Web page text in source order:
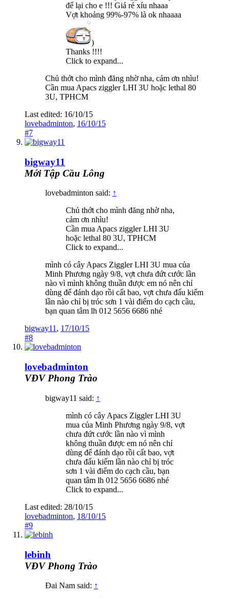
để lại cho e !!! Giá rẻ xíu nhaaa
Vợt khoảng 99%-97% là ok nhaaaa
)
Thanks !!!!
Click to expand...
Chủ thớt cho mình đăng nhờ nha, cảm ơn nhìu!
Cần mua Apacs ziggler LHI 3U hoặc lethal 80
3U, TPHCM
Last edited: 16/10/15
lovebadminton, 16/10/15
#7
bigway11
Mới Tập Cầu Lông
lovebadminton said: ↑
Chủ thớt cho mình đăng nhờ nha,
cảm ơn nhìu!
Cần mua Apacs ziggler LHI 3U
hoặc lethal 80 3U, TPHCM
Click to expand...
mình có cây Apacs Ziggler LHI 3U mua của
Minh Phương ngày 9/8, vợt chưa đứt cước lần
nào vì mình không thuần được em nó nên chỉ
dùng để đánh dạo rồi cất bao, vợt chưa đấu kiếm
lần nào chỉ bị tróc sơn 1 vài điểm do cạch cầu,
bạn quan tâm lh 012 5656 6686 nhé
bigway11 , 17/10/15
#8
lovebadminton
VĐV Phong Trào
bigway11 said: ↑
mình có cây Apacs Ziggler LHI 3U
mua của Minh Phương ngày 9/8, vợt
chưa đứt cước lần nào vì mình
không thuần được em nó nên chỉ
dùng để đánh dạo rồi cất bao, vợt
chưa đấu kiếm lần nào chỉ bị tróc
sơn 1 vài điểm do cạch cầu, bạn
quan tâm lh 012 5656 6686 nhé
Click to expand...
Last edited: 28/10/15
lovebadminton, 18/10/15
#9
lebinh
VĐV Phong Trào
Đai Nam said: ↑